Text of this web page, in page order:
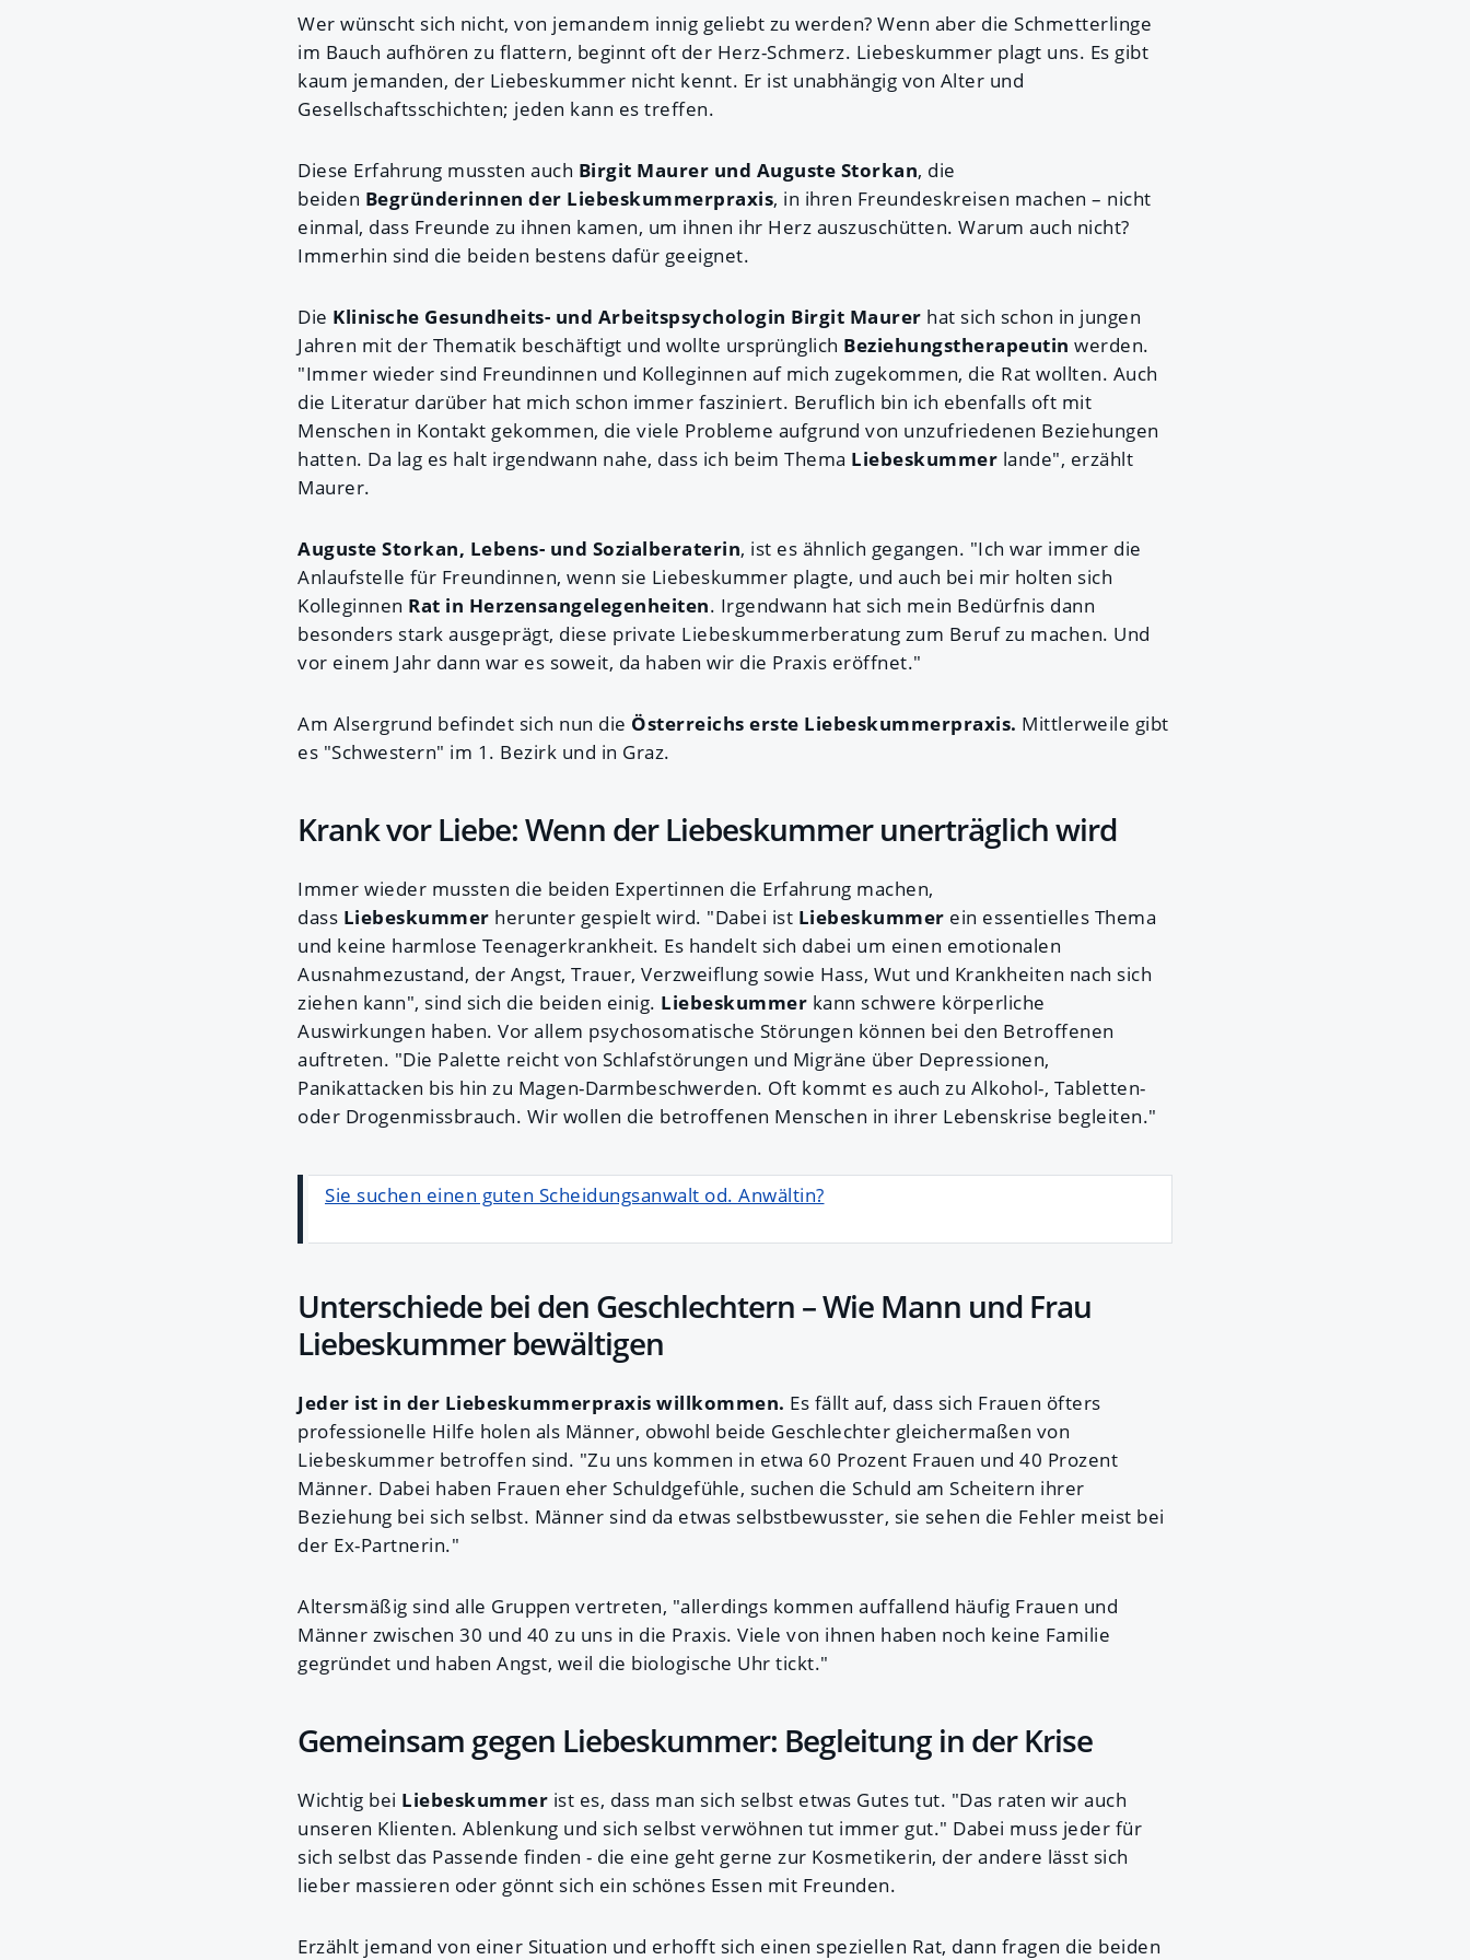
Wer wünscht sich nicht, von jemandem innig geliebt zu werden? Wenn aber die Schmetterlinge
im Bauch aufhören zu flattern, beginnt oft der Herz-Schmerz. Liebeskummer plagt uns. Es gibt
kaum jemanden, der Liebeskummer nicht kennt. Er ist unabhängig von Alter und
Gesellschaftsschichten; jeden kann es treffen.
Diese Erfahrung mussten auch Birgit Maurer und Auguste Storkan, die
beiden Begründerinnen der Liebeskummerpraxis, in ihren Freundeskreisen machen – nicht
einmal, dass Freunde zu ihnen kamen, um ihnen ihr Herz auszuschütten. Warum auch nicht?
Immerhin sind die beiden bestens dafür geeignet.
Die Klinische Gesundheits- und Arbeitspsychologin Birgit Maurer hat sich schon in jungen
Jahren mit der Thematik beschäftigt und wollte ursprünglich Beziehungstherapeutin werden.
"Immer wieder sind Freundinnen und Kolleginnen auf mich zugekommen, die Rat wollten. Auch
die Literatur darüber hat mich schon immer fasziniert. Beruflich bin ich ebenfalls oft mit
Menschen in Kontakt gekommen, die viele Probleme aufgrund von unzufriedenen Beziehungen
hatten. Da lag es halt irgendwann nahe, dass ich beim Thema Liebeskummer lande", erzählt
Maurer.
Auguste Storkan, Lebens- und Sozialberaterin, ist es ähnlich gegangen. "Ich war immer die
Anlaufstelle für Freundinnen, wenn sie Liebeskummer plagte, und auch bei mir holten sich
Kolleginnen Rat in Herzensangelegenheiten. Irgendwann hat sich mein Bedürfnis dann
besonders stark ausgeprägt, diese private Liebeskummerberatung zum Beruf zu machen. Und
vor einem Jahr dann war es soweit, da haben wir die Praxis eröffnet."
Am Alsergrund befindet sich nun die Österreichs erste Liebeskummerpraxis. Mittlerweile gibt
es "Schwestern" im 1. Bezirk und in Graz.
Krank vor Liebe: Wenn der Liebeskummer unerträglich wird
Immer wieder mussten die beiden Expertinnen die Erfahrung machen,
dass Liebeskummer herunter gespielt wird. "Dabei ist Liebeskummer ein essentielles Thema
und keine harmlose Teenagerkrankheit. Es handelt sich dabei um einen emotionalen
Ausnahmezustand, der Angst, Trauer, Verzweiflung sowie Hass, Wut und Krankheiten nach sich
ziehen kann", sind sich die beiden einig. Liebeskummer kann schwere körperliche
Auswirkungen haben. Vor allem psychosomatische Störungen können bei den Betroffenen
auftreten. "Die Palette reicht von Schlafstörungen und Migräne über Depressionen,
Panikattacken bis hin zu Magen-Darmbeschwerden. Oft kommt es auch zu Alkohol-, Tabletten-
oder Drogenmissbrauch. Wir wollen die betroffenen Menschen in ihrer Lebenskrise begleiten."
Sie suchen einen guten Scheidungsanwalt od. Anwältin?
Unterschiede bei den Geschlechtern – Wie Mann und Frau
Liebeskummer bewältigen
Jeder ist in der Liebeskummerpraxis willkommen. Es fällt auf, dass sich Frauen öfters
professionelle Hilfe holen als Männer, obwohl beide Geschlechter gleichermaßen von
Liebeskummer betroffen sind. "Zu uns kommen in etwa 60 Prozent Frauen und 40 Prozent
Männer. Dabei haben Frauen eher Schuldgefühle, suchen die Schuld am Scheitern ihrer
Beziehung bei sich selbst. Männer sind da etwas selbstbewusster, sie sehen die Fehler meist bei
der Ex-Partnerin."
Altersmäßig sind alle Gruppen vertreten, "allerdings kommen auffallend häufig Frauen und
Männer zwischen 30 und 40 zu uns in die Praxis. Viele von ihnen haben noch keine Familie
gegründet und haben Angst, weil die biologische Uhr tickt."
Gemeinsam gegen Liebeskummer: Begleitung in der Krise
Wichtig bei Liebeskummer ist es, dass man sich selbst etwas Gutes tut. "Das raten wir auch
unseren Klienten. Ablenkung und sich selbst verwöhnen tut immer gut." Dabei muss jeder für
sich selbst das Passende finden - die eine geht gerne zur Kosmetikerin, der andere lässt sich
lieber massieren oder gönnt sich ein schönes Essen mit Freunden.
Erzählt jemand von einer Situation und erhofft sich einen speziellen Rat, dann fragen die beiden